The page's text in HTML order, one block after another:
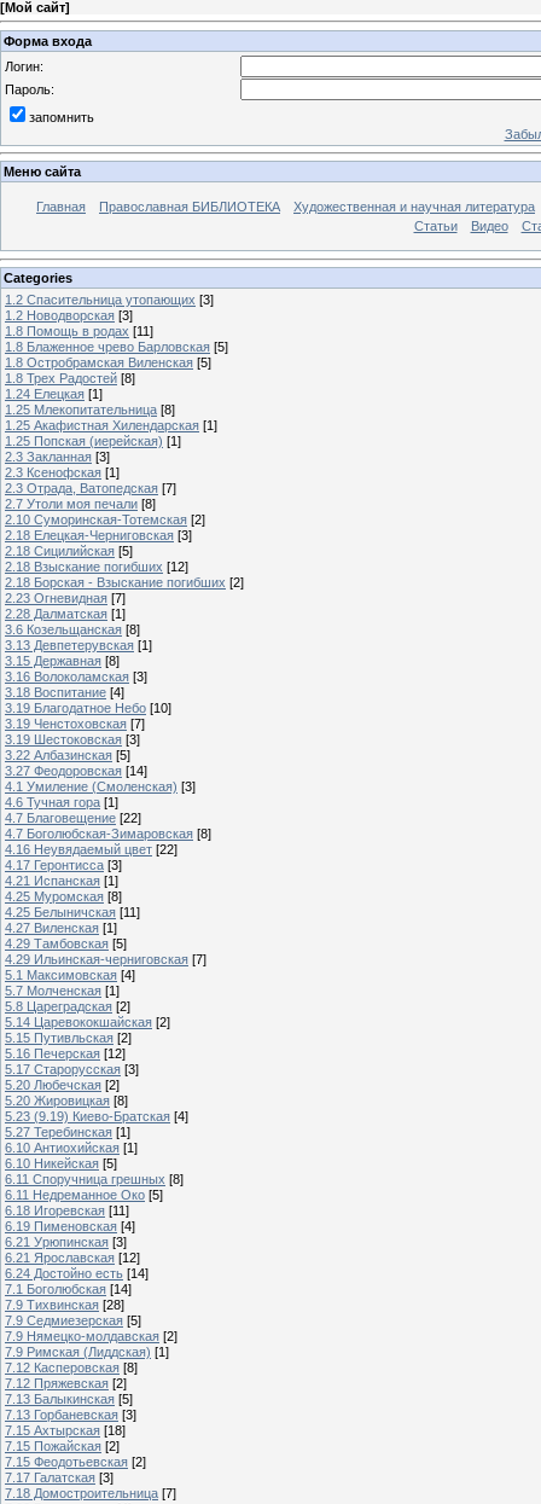
[Мой сайт]
Форма входа
Логин:
Пароль:
запомнить
Меню сайта
Главная Православная БИБЛИОТЕКА
Художественная и научная литература
Статьи
Видео
Categories
1.2 Спасительница утопающих [3]
1.2 Новодворская [3]
1.8 Помощь в родах [11]
1.8 Блаженное чрево Барловская [5]
1.8 Остробрамская Виленская [5]
1.8 Трех Радостей [8]
1.24 Елецкая [1]
1.25 Млекопитательница [8]
1.25 Акафистная Хилендарская [1]
1.25 Попская (иерейская) [1]
2.3 Закланная [3]
2.3 Ксенофская [1]
2.3 Отрада, Ватопедская [7]
2.7 Утоли моя печали [8]
2.10 Суморинская-Тотемская [2]
2.18 Елецкая-Черниговская [3]
2.18 Сицилийская [5]
2.18 Взыскание погибших [12]
2.18 Борская - Взыскание погибших [2]
2.23 Огневидная [7]
2.28 Далматская [1]
3.6 Козельщанская [8]
3.13 Девпетерувская [1]
3.15 Державная [8]
3.16 Волоколамская [3]
3.18 Воспитание [4]
3.19 Благодатное Небо [10]
3.19 Ченстоховская [7]
3.19 Шестоковская [3]
3.22 Албазинская [5]
3.27 Феодоровская [14]
4.1 Умиление (Смоленская) [3]
4.6 Тучная гора [1]
4.7 Благовещение [22]
4.7 Боголюбская-Зимаровская [8]
4.16 Неувядаемый цвет [22]
4.17 Геронтисса [3]
4.21 Испанская [1]
4.25 Муромская [8]
4.25 Белыничская [11]
4.27 Виленская [1]
4.29 Тамбовская [5]
4.29 Ильинская-черниговская [7]
5.1 Максимовская [4]
5.7 Молченская [1]
5.8 Цареградская [2]
5.14 Царевококшайская [2]
5.15 Путивльская [2]
5.16 Печерская [12]
5.17 Старорусская [3]
5.20 Любечская [2]
5.20 Жировицкая [8]
5.23 (9.19) Киево-Братская [4]
5.27 Теребинская [1]
6.10 Антиохийская [1]
6.10 Никейская [5]
6.11 Споручница грешных [8]
6.11 Недреманное Око [5]
6.18 Игоревская [11]
6.19 Пименовская [4]
6.21 Урюпинская [3]
6.21 Ярославская [12]
6.24 Достойно есть [14]
7.1 Боголюбская [14]
7.9 Тихвинская [28]
7.9 Седмиезерская [5]
7.9 Нямецко-молдавская [2]
7.9 Римская (Лиддская) [1]
7.12 Касперовская [8]
7.12 Пряжевская [2]
7.13 Балыкинская [5]
7.13 Горбаневская [3]
7.15 Ахтырская [18]
7.15 Пожайская [2]
7.15 Феодотьевская [2]
7.17 Галатская [3]
7.18 Домостроительница [7]